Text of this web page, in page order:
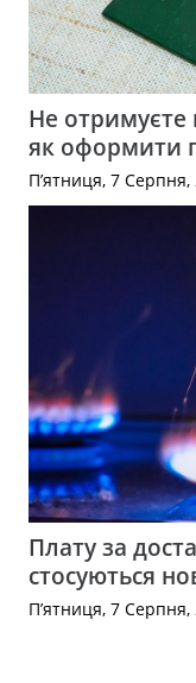
Не отримуєте
як оформити
П’ятниця, 7 Серпня,
Плату за
стосуються
П’ятниця, 7 Серпня,